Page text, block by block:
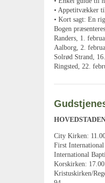
• Appetitvækker
• Kort sagt: En
Bogen
Randers, 1.
Aalborg, 2.
Solrød Strand,
Ringsted, 22.
City Kirken:
First
International
Korskirken:
Kristuskirken/